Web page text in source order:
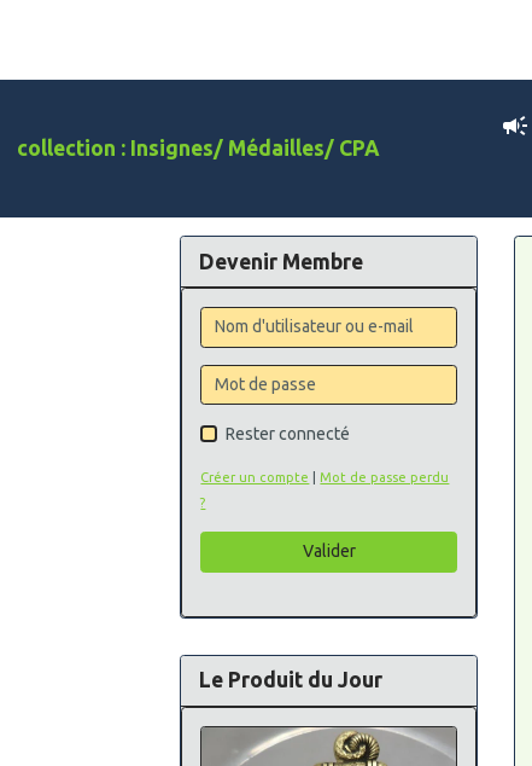
collection : Insignes/ Médailles/ CPA
Devenir Membre
Rester connecté
Créer un compte
Mot de passe perdu
?
Valider
Le Produit du Jour